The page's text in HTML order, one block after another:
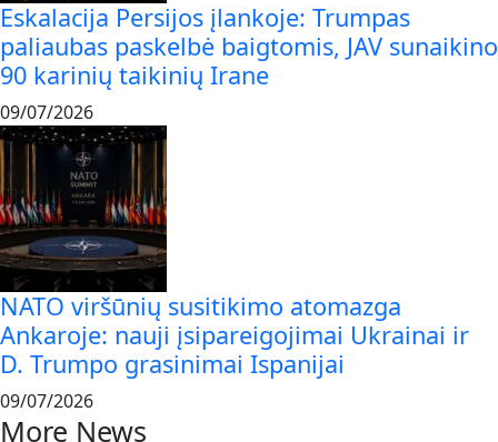
Eskalacija Persijos įlankoje: Trumpas
paliaubas paskelbė baigtomis, JAV sunaikino
90 karinių taikinių Irane
09/07/2026
NATO viršūnių susitikimo atomazga
Ankaroje: nauji įsipareigojimai Ukrainai ir
D. Trumpo grasinimai Ispanijai
09/07/2026
More News